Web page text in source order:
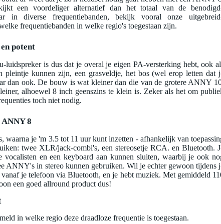
een voordeliger alternatief dan het totaal van de
in diverse frequentiebanden, bekijk vooral onze
frequentiebanden in welke regio's toegestaan zijn.
potent
luidspreker is dus dat je overal je eigen PA-versterking hebt, ook
pleintje kunnen zijn, een grasveldje, het bos (wel erop letten dat
dan ook. De bouw is wat kleiner dan die van de grotere ANNY
alhoewel 8 inch geenszins te klein is. Zeker als het om
toch niet nodig.
ANNY 8
waarna je 'm 3.5 tot 11 uur kunt inzetten - afhankelijk van
twee XLR/jack-combi's, een stereosetje RCA. en Bluetooth.
vocalisten en een keyboard aan kunnen sluiten, waarbij je ook
ANNY's in stereo kunnen gebruiken. Wil je echter gewoon tijdens
je telefoon via Bluetooth, en je hebt muziek. Met gemiddeld
een goed allround product dus!
in welke regio deze draadloze frequentie is toegestaan.